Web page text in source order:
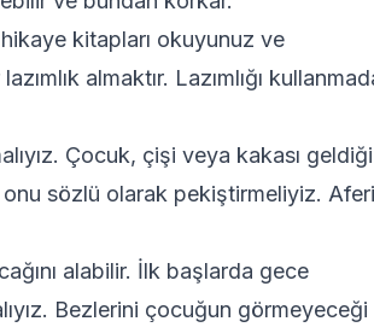
kitapları okuyunuz ve
almaktır. Lazımlığı
Çocuk, çişi veya kakası
sözlü olarak pekiştirmeliyiz.
alabilir. İlk başlarda gece
Bezlerini çocuğun görmeyeceği